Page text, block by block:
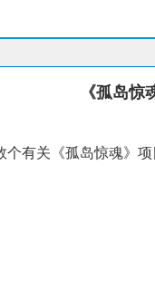
《孤岛
有关《孤岛惊魂》